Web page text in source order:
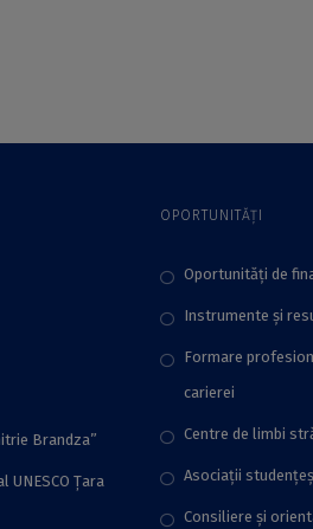
din cadrul ICUB
din cadrul
Brandza”
Țara
OPORTUNITĂȚI
Oportunități de
Instrumente și
Formare
carierei
Centre de limbi
Asociații
Consiliere şi